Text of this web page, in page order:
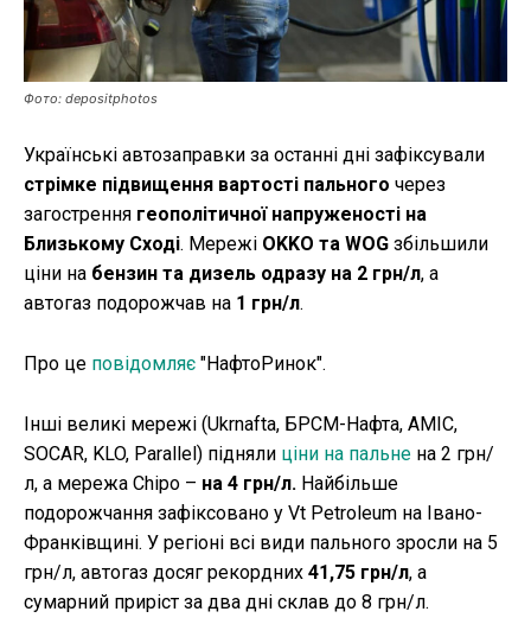
Курс валют
Фото: depositphotos
Українські автозаправки за останні дні зафіксували
стрімке підвищення вартості пального через
загострення геополітичної напруженості на
Близькому Сході. Мережі OKKO та WOG збільшили
ціни на бензин та дизель одразу на 2 грн/л, а
автогаз подорожчав на 1 грн/л.
Про це повідомляє "НафтоРинок".
Інші великі мережі (Ukrnafta, БРСМ-Нафта, AMIC,
SOCAR, KLO, Parallel) підняли ціни на пальне на 2 грн/
л, а мережа Chipo – на 4 грн/л. Найбільше
подорожчання зафіксовано у Vt Petroleum на Івано-
Франківщині. У регіоні всі види пального зросли на 5
грн/л, автогаз досяг рекордних 41,75 грн/л, а
сумарний приріст за два дні склав до 8 грн/л.